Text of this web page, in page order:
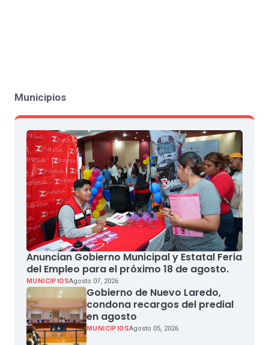
Municipios
Anuncian Gobierno Municipal y Estatal Feria
del Empleo para el próximo 18 de agosto.
MUNICIPIOSAgosto 07, 2026
Gobierno de Nuevo Laredo,
condona recargos del predial
en agosto
MUNICIPIOSAgosto 05, 2026